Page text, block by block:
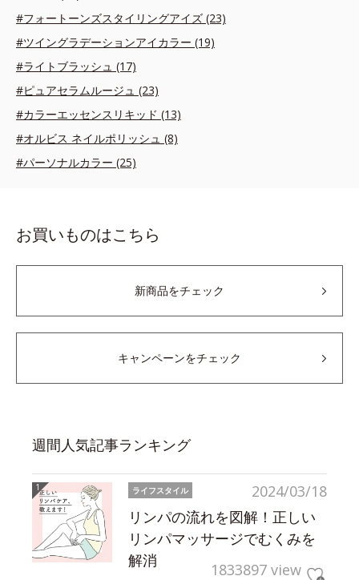
#フォートーンズスタイリングアイズ (23)
#ツイングラデーションアイカラー (19)
#ライトブラッシュ (17)
#ピュアセラムルージュ (23)
#カラーエッセンスリキッド (13)
#オルビス ネイルポリッシュ (8)
#パーソナルカラー (25)
お買いものはこちら
新商品をチェック
キャンペーンをチェック
週間人気記事ランキング
2024/03/18
ライフスタイル
リンパの流れを図解！正しい
リンパマッサージでむくみを
解消
1833897 view